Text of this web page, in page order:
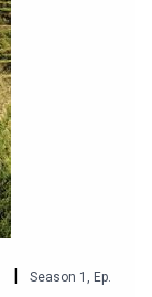
| Season 1
Ep.